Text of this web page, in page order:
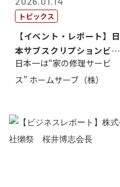
トピックス
【イベント・レポート】日
本サブスクリプションビジ
ネス大賞20...
日本一は“家の修理サービ
ス” ホームサーブ（株）